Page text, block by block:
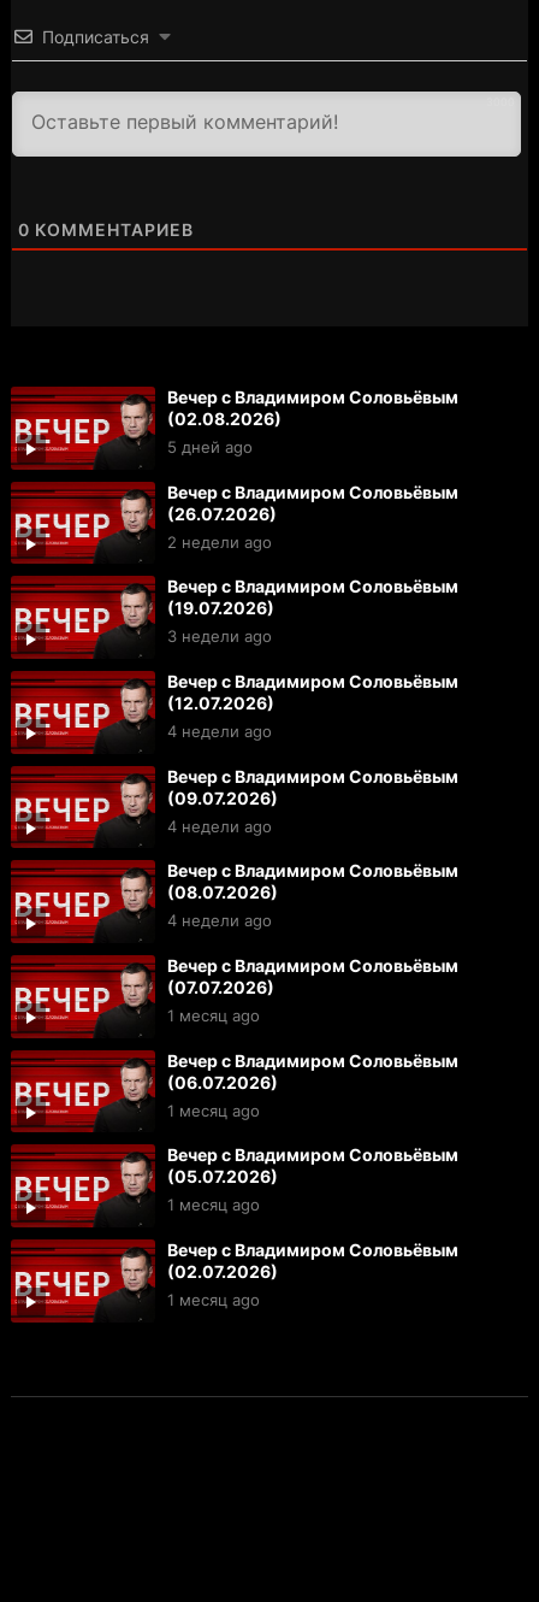
Подписаться
0 КОММЕНТАРИЕВ
Вечер с Владимиром Соловьёвым
(02.08.2026)
5 дней ago
Вечер с Владимиром Соловьёвым
(26.07.2026)
2 недели ago
Вечер с Владимиром Соловьёвым
(19.07.2026)
3 недели ago
Вечер с Владимиром Соловьёвым
(12.07.2026)
4 недели ago
Вечер с Владимиром Соловьёвым
(09.07.2026)
4 недели ago
Вечер с Владимиром Соловьёвым
(08.07.2026)
4 недели ago
Вечер с Владимиром Соловьёвым
(07.07.2026)
1 месяц ago
Вечер с Владимиром Соловьёвым
(06.07.2026)
1 месяц ago
Вечер с Владимиром Соловьёвым
(05.07.2026)
1 месяц ago
Вечер с Владимиром Соловьёвым
(02.07.2026)
1 месяц ago